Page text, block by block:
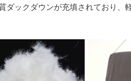
ダックダウンが充填されており、